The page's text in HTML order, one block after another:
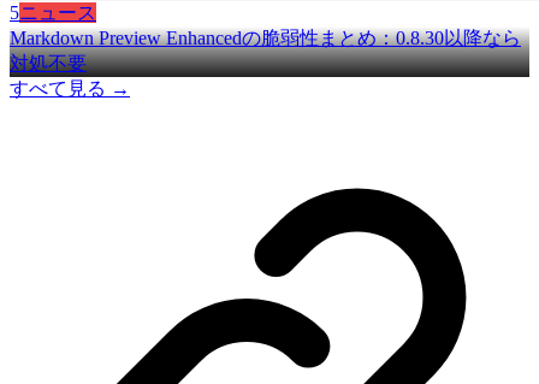
5ニュース
Markdown Preview Enhancedの脆弱性まとめ：0.8.30以降なら
対処不要
すべて見る →